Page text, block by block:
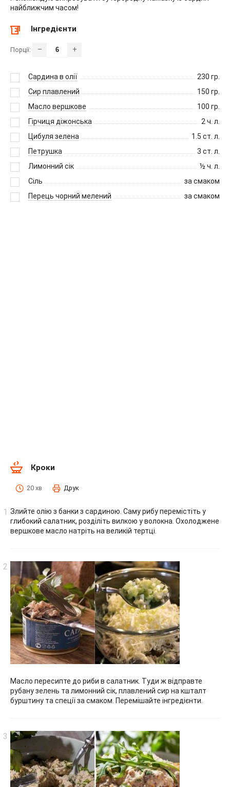
найближчим часом!
Інгредієнти
Порції: – +
Сардина в олії 230 гр.
Сир плавлений
150 гр.
Масло вершкове
100 гр.
Гірчиця діжонська
2 ч. л.
Цибуля зелена
1.5 ст. л.
Петрушка
3 ст. л.
Лимонний сік
½ ч. л.
Сіль
за смаком
Перець чорний мелений
за смаком
Кроки
20 хв Друк
Злийте олію з банки з сардиною. Саму рибу перемістіть у
глибокий салатник, розділіть вилкою у волокна. Охолоджене
вершкове масло натріть на великій тертці.
Масло пересипте до риби в салатник. Туди ж відправте
рубану зелень та лимонний сік, плавлений сир на кшталт
бурштину та спеції за смаком. Перемішайте інгредієнти.